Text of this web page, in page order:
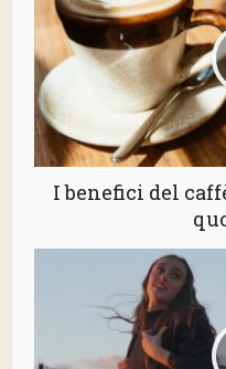
I benefici del